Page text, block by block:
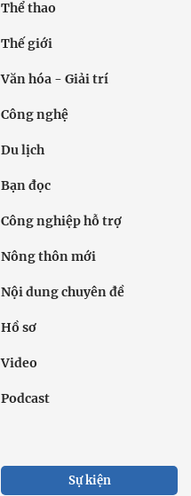
Thể thao
Thế giới
Văn hóa - Giải trí
Công nghệ
Du lịch
Bạn đọc
Công nghiệp hỗ trợ
Nông thôn mới
Nội dung chuyên đề
Hồ sơ
Video
Podcast
Sự kiện